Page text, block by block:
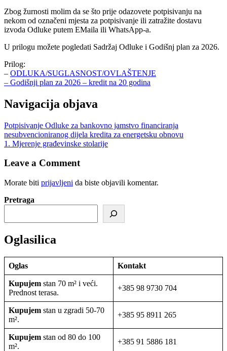
Zbog žurnosti molim da se što prije odazovete potpisivanju na
nekom od označeni mjesta za potpisivanje ili zatražite dostavu
izvoda Odluke putem EMaila ili WhatsApp-a.
U prilogu možete pogledati Sadržaj Odluke i Godišnj plan za 2026.
Prilog:
– ODLUKA/SUGLASNOST/OVLAŠTENJE
– Godišnji plan za 2026 – kredit na 20 godina
Navigacija objava
Potpisivanje Odluke za bankovno jamstvo financiranja
nesubvencioniranog dijela kredita za energetsku obnovu
1. Mjerenje građevinske stolarije
Leave a Comment
Morate biti prijavljeni da biste objavili komentar.
Pretraga
Oglasilica
Oglas Kontakt
Kupujem stan 70 m² i veći.
Prednost terasa.
+385 98 9730 704
Kupujem stan u zgradi 50-70
m².
+385 95 8911 265
Kupujem stan od 80 do 100
m².
+385 91 5886 181